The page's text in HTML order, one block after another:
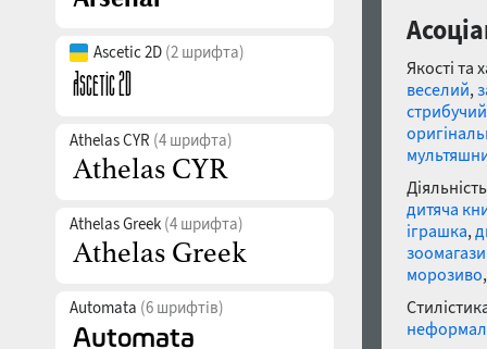
Ascetic 2D (2 шрифта)
Athelas CYR (4 шрифта)
Athelas Greek (4 шрифта)
Automata (6 шрифтів)
Якості та
веселий,
стрибучий
дитяча
іграшка,
морозиво